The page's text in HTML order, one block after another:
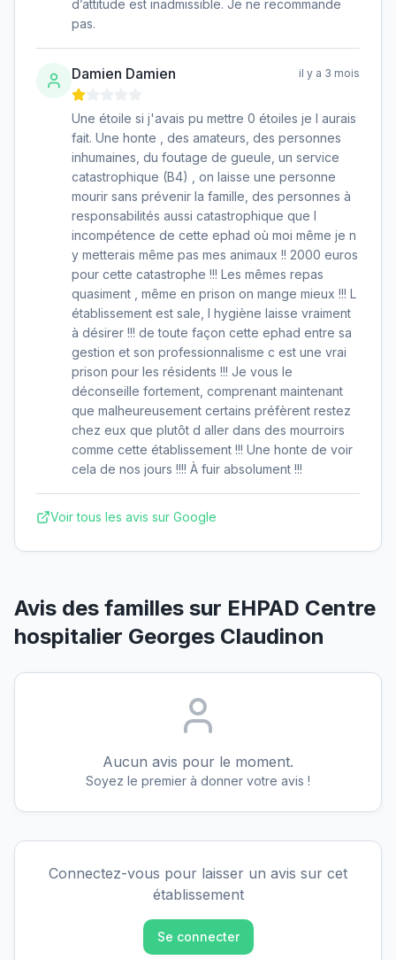
d’attitude est inadmissible. Je ne recommande
pas.
Damien Damien il y a 3 mois
Une étoile si j'avais pu mettre 0 étoiles je l aurais
fait. Une honte , des amateurs, des personnes
inhumaines, du foutage de gueule, un service
catastrophique (B4) , on laisse une personne
mourir sans prévenir la famille, des personnes à
responsabilités aussi catastrophique que l
incompétence de cette ephad où moi même je n
y metterais même pas mes animaux !! 2000 euros
pour cette catastrophe !!! Les mêmes repas
quasiment , même en prison on mange mieux !!! L
établissement est sale, l hygiène laisse vraiment
à désirer !!! de toute façon cette ephad entre sa
gestion et son professionnalisme c est une vrai
prison pour les résidents !!! Je vous le
déconseille fortement, comprenant maintenant
que malheureusement certains préfèrent restez
chez eux que plutôt d aller dans des mourroirs
comme cette établissement !!! Une honte de voir
cela de nos jours !!!! À fuir absolument !!!
Voir tous les avis sur Google
Avis des familles sur EHPAD Centre
hospitalier Georges Claudinon
Aucun avis pour le moment.
Soyez le premier à donner votre avis !
Connectez-vous pour laisser un avis sur cet
établissement
Se connecter